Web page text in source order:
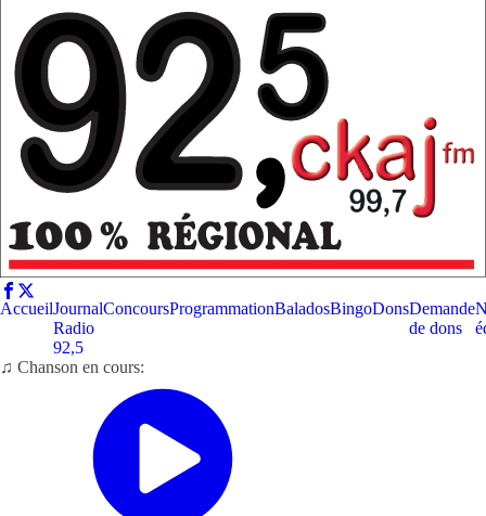
AccueilJournal
Radio
92,5
ConcoursProgrammationBaladosBingoDonsDemande
de dons
♫ Chanson en cours: